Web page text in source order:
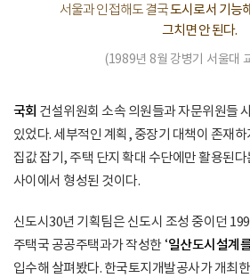
서울과 인접해도 결국도시로서 기능
그치면 안 된다.
(1989년 8월 강병기 서울대
국회 건설위원회 소속 의원들과 자문위원들
있었다. 세부적인 계획, 중장기 대책이 존재하
집값 잡기, 주택 단지 확대 수단에만 활용된
사이에서 형성된 것이다.
신도시30년 기획팀은 신도시 조성 중이던
주택국 공공주택과가 작성한 ‘일산도시설계
입수해 살펴봤다. 한국토지개발공사가 개최